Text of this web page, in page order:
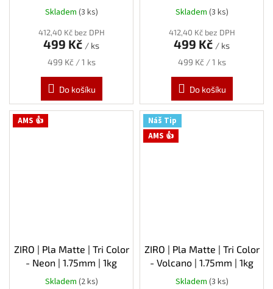
1kg
Skladem (3 ks)
412,40 Kč bez DPH
499 Kč / ks
Měrná
499 Kč / 1 ks
Do košíku
1kg
Skladem (3 ks)
412,40 Kč bez DPH
499 Kč / ks
Měrná
499 Kč / 1 ks
Do košíku
AMS 👍
ZIRO | Pla Matte | Tri Color
- Neon | 1.75mm | 1kg
Skladem (2 ks)
Náš Tip
AMS 👍
ZIRO | Pla Matte | Tri Color
- Volcano | 1.75mm | 1kg
Skladem (3 ks)